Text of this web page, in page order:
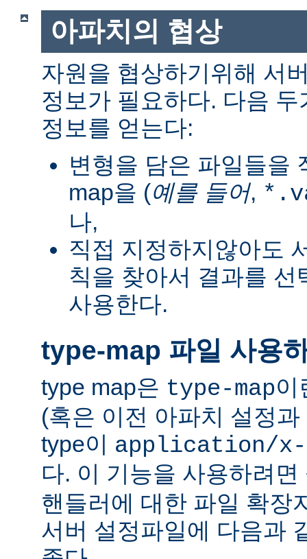
아파치의 협상
자원을 협상하기위해 서
정보가 필요하다. 다음
정보를 얻는다:
변형을 담은 파일들을
map을 (예를 들어,
나,
직접 지정하지않아도
칙을 찾아서 결과를
사용한다.
type-map 파일 사용
type map은 type-map이
(혹은 이전 아파치 설정
type이 application/x-
다. 이 기능을 사용하려
핸들러에 대한 파일 확장
서버 설정파일에 다음과